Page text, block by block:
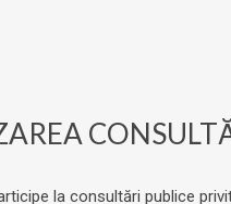
la consultări publice